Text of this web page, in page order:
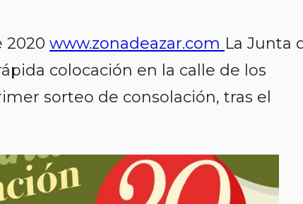
2020 www.zonadeazar.com La Junta
colocación en la calle de los
sorteo de consolación, tras el